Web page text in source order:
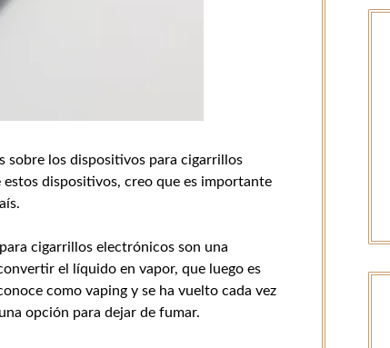
sobre los dispositivos para cigarrillos
dispositivos, creo que es importante
cigarrillos electrónicos son una
el líquido en vapor, que luego es
como vaping y se ha vuelto cada vez
opción para dejar de fumar.